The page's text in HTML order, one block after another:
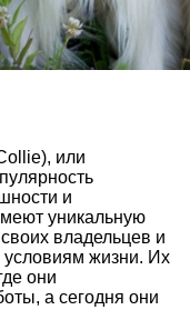
или
и
уникальную
владельцев и
условиям жизни. Их
они
а сегодня они